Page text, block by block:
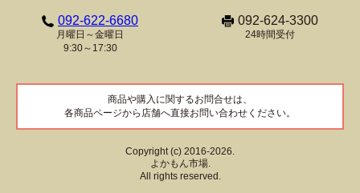
092-622-6680
月曜日～金曜日
9:30～17:30
092-624-3300
24時間受付
商品や購入に関するお問合せは、
各商品ページから店舗へ直接お問い合わせください。
Copyright (c) 2016-2026.
よかもん市場.
All rights reserved.